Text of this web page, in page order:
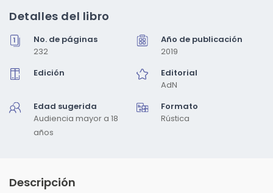
1
en
ventana
modal
Detalles del libro
No. de páginas
232
Año de publicación
2019
Edición
Editorial
AdN
Edad sugerida
Audiencia mayor a 18
años
Formato
Rústica
Descripción